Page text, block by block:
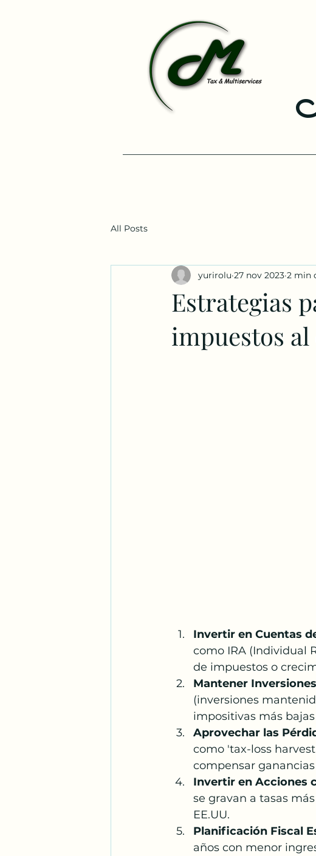
All Posts
Estrategias
impuestos
yurirolu 27 nov 2023 2 min
Invertir en Cuentas
como IRA (Individual
de impuestos o
Mantener
(inversiones
impositivas más
Aprovechar las
como 'tax-loss
compensar
Invertir en Acciones
se gravan a tasas
EE.UU.
Planificación Fiscal
años con menor